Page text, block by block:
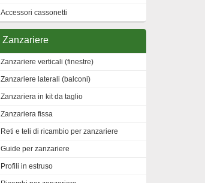
Accessori cassonetti
Zanzariere
Zanzariere verticali (finestre)
Zanzariere laterali (balconi)
Zanzariera in kit da taglio
Zanzariera fissa
Reti e teli di ricambio per zanzariere
Guide per zanzariere
Profili in estruso